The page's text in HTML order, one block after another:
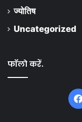
ज्योतिष
Uncategorized
फॉलो करें.